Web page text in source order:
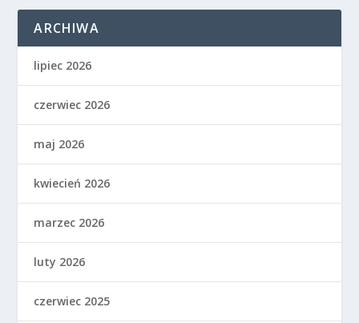
czerwiec 2026
maj 2026
kwiecień 2026
marzec 2026
czerwiec 2025
maj 2024